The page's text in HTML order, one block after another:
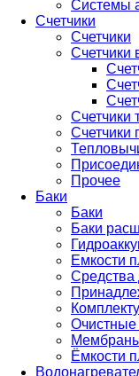
Системы
Счетчики
Счетчики
Счетчики
Счетчики
Счетчики
Прочее
Баки
Баки
Баки
Емкости
Средства
Очистные
Ёмкости